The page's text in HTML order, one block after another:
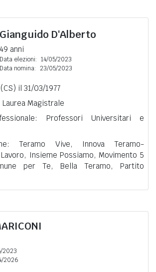
Gianguido D'Alberto
49 anni
Data elezioni: 14/05/2023
Data nomina: 23/05/2023
il 31/03/1977
Magistrale
Professori Universitari e
Teramo Vive, Innova Teramo-
Insieme Possiamo, Movimento 5
per Te, Bella Teramo, Partito
2023
2026